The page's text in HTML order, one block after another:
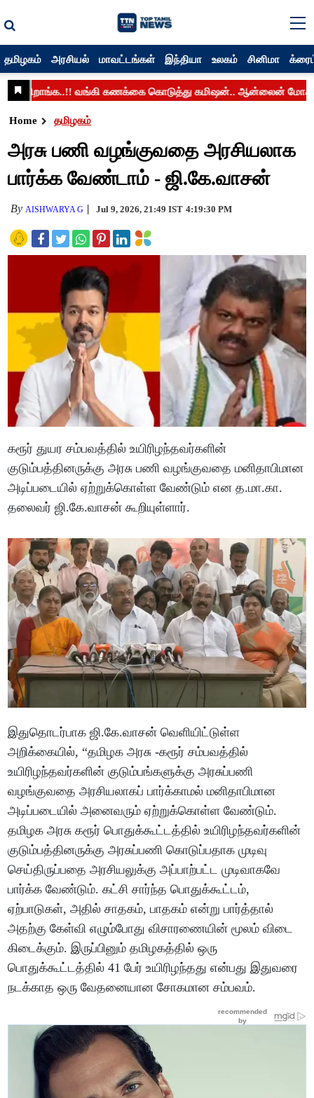
தமிழகம் அரசியல் மாவட்டங்கள் இந்தியா உலகம் சினிமா
Home தமிழகம்
அரசு பணி வழங்குவதை அரசியலாக
பார்க்க வேண்டாம் - ஜி.கே.வாசன்
By AISHWARYA G Jul 9, 2026, 21:49 IST 4:19:30 PM
கரூர் துயர சம்பவத்தில் உயிரிழந்தவர்களின்
குடும்பத்தினருக்கு அரசு பணி வழங்குவதை மனிதாபிமான
அடிப்படையில் ஏற்றுக்கொள்ள வேண்டும் என த.மா.கா.
தலைவர் ஜி.கே.வாசன் கூறியுள்ளார்.
இதுதொடர்பாக ஜி.கே.வாசன் வெளியிட்டுள்ள
அறிக்கையில், “தமிழக அரசு -கரூர் சம்பவத்தில்
உயிரிழந்தவர்களின் குடும்பங்களுக்கு அரசுப்பணி
வழங்குவதை அரசியலாகப் பார்க்காமல் மனிதாபிமான
அடிப்படையில் அனைவரும் ஏற்றுக்கொள்ள வேண்டும்.
தமிழக அரசு கரூர் பொதுக்கூட்டத்தில் உயிரிழந்தவர்களின்
குடும்பத்தினருக்கு அரசுப்பணி கொடுப்பதாக முடிவு
செய்திருப்பதை அரசியலுக்கு அப்பாற்பட்ட முடிவாகவே
பார்க்க வேண்டும். கட்சி சார்ந்த பொதுக்கூட்டம்,
ஏற்பாடுகள், அதில் சாதகம், பாதகம் என்று பார்த்தால்
அதற்கு கேள்வி எழும்போது விசாரணையின் மூலம் விடை
கிடைக்கும். இருப்பினும் தமிழகத்தில் ஒரு
பொதுக்கூட்டத்தில் 41 பேர் உயிரிழந்தது என்பது இதுவரை
நடக்காத ஒரு வேதனையான சோகமான சம்பவம்.